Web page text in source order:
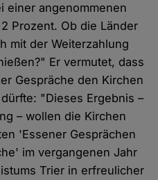
einer angenommenen
Prozent. Ob die Länder
mit der Weiterzahlung
Er vermutet, dass
Gespräche den Kirchen
"Dieses Ergebnis –
– wollen die Kirchen
'Essener Gesprächen
im vergangenen Jahr
Trier in erfreulicher